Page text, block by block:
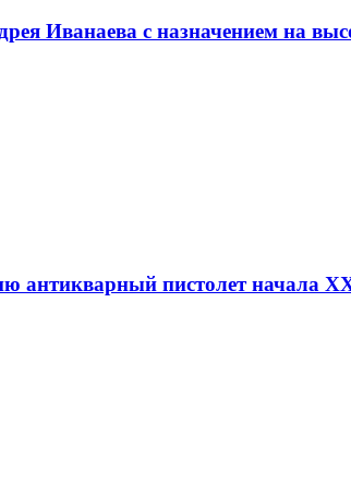
Иванаева с назначением на
антикварный пистолет начала